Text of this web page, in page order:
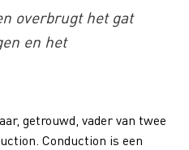
overbrugt het gat
en het
getrouwd, vader van twee
Conduction is een